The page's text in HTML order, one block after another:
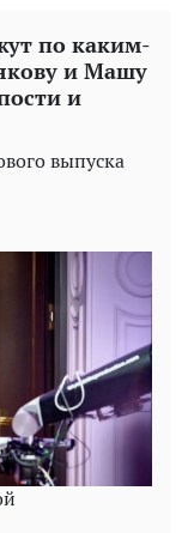
по каким-
и Машу
и
выпуска